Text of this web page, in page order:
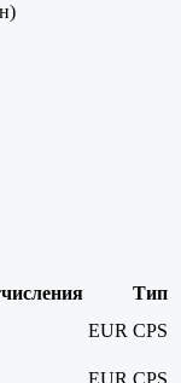
Тип
EUR CPS
EUR CPS